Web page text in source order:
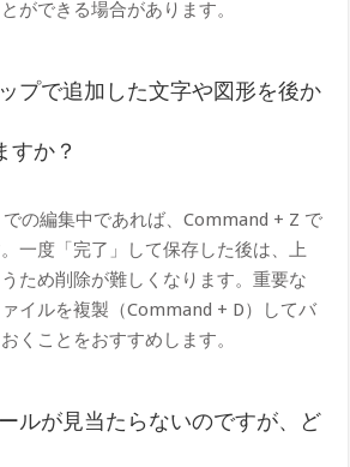
ができる場合があります。
プで追加した文字や図形を後か
すか？
の編集中であれば、Command + Z で
一度「完了」して保存した後は、上
ため削除が難しくなります。重要な
イルを複製（Command + D）してバ
くことをおすすめします。
ルが見当たらないのですが、ど